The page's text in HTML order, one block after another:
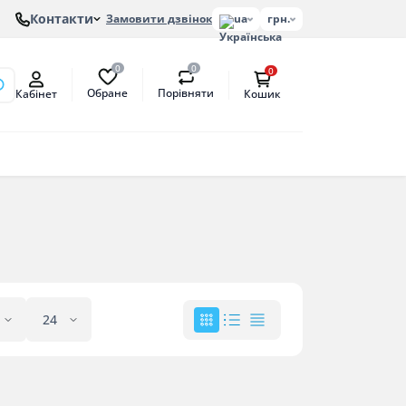
Контакти Замовити дзвінок ua грн.
Кабінет
0
Обране
0
Порівняти
0
Кошик